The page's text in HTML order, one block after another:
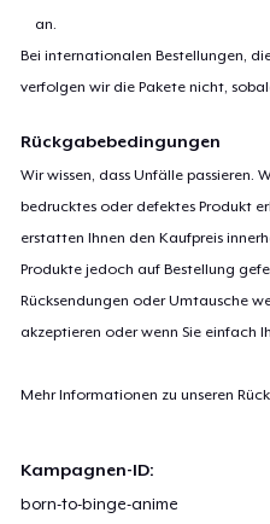
an.
Bei internationalen Bestellungen,
verfolgen wir die Pakete nicht,
Rückgabebedingungen
Wir wissen, dass Unfälle passieren.
bedrucktes oder defektes Produkt
erstatten Ihnen den Kaufpreis
Produkte jedoch auf Bestellung
Rücksendungen oder Umtausche
akzeptieren oder wenn Sie einfach
Mehr Informationen zu unseren
Kampagnen-ID:
born-to-binge-anime